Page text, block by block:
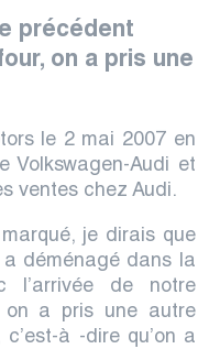
précédent
on a pris une
le 2 mai 2007 en
Volkswagen-Audi et
ventes chez Audi.
je dirais que
déménagé dans la
l’arrivée de notre
on a pris une autre
à -dire qu’on a